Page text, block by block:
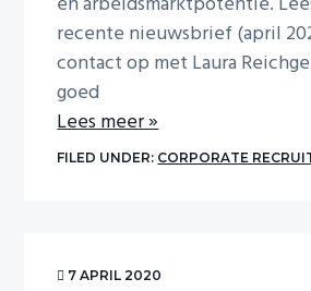
recente nieuwsbrief (april
contact op met Laura
goed
Lees meer »
FILED UNDER: CORPORATE
7 APRIL 2020